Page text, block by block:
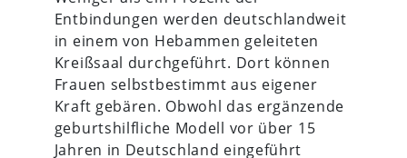
Entbindungen werden deutschlandweit
in einem von Hebammen geleiteten
Kreißsaal durchgeführt. Dort können
Frauen selbstbestimmt aus eigener
Kraft gebären. Obwohl das ergänzende
geburtshilfliche Modell vor über 15
Jahren in Deutschland eingeführt